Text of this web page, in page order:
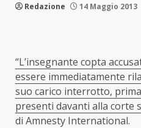
Redazione 14 Maggio 2013
“L’insegnante copta
essere immediatamente
suo carico interrotto,
presenti davanti alla corte
di Amnesty International.